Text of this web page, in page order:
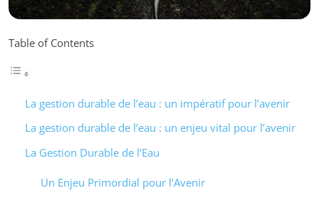
Table of Contents
La gestion durable de l’eau : un impératif pour l’avenir
La gestion durable de l’eau : un enjeu vital pour l’avenir
La Gestion Durable de l’Eau
Un Enjeu Primordial pour l’Avenir